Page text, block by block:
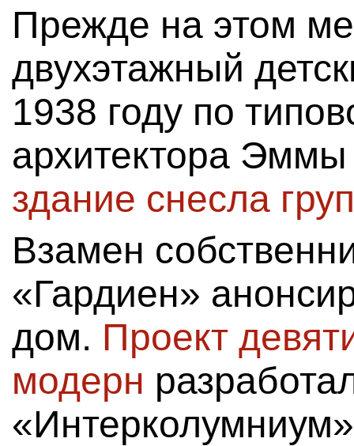
Прежде на этом
двухэтажный
1938 году по
архитектора
здание снесла
Взамен
«Гардиен»
дом. Проект
модерн